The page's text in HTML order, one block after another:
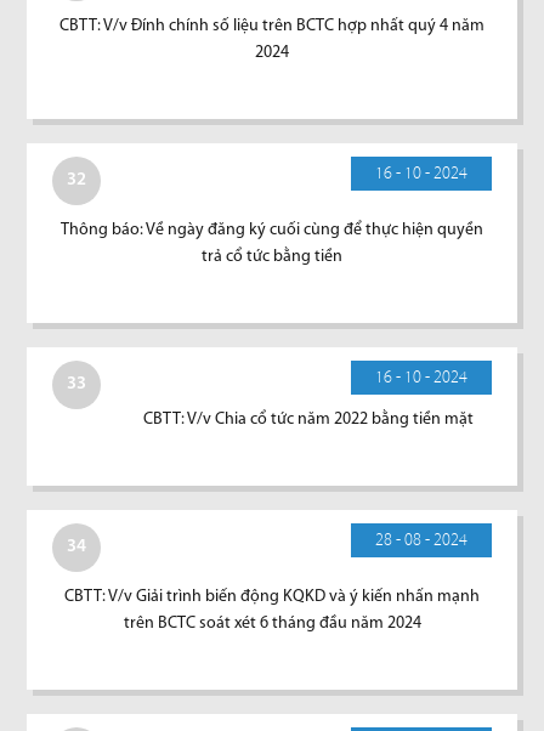
CBTT: V/v Đính chính số liệu trên BCTC hợp nhất quý 4 năm
2024
32 16 - 10 - 2024
Thông báo: Về ngày đăng ký cuối cùng để thực hiện quyền
trả cổ tức bằng tiền
33 16 - 10 - 2024
CBTT: V/v Chia cổ tức năm 2022 bằng tiền mặt
34 28 - 08 - 2024
CBTT: V/v Giải trình biến động KQKD và ý kiến nhấn mạnh
trên BCTC soát xét 6 tháng đầu năm 2024